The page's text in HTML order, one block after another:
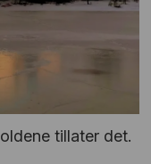
tillater det.